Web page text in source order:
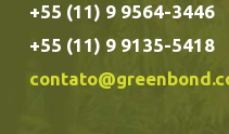
+55 (11) 9 9564-3446
+55 (11) 9 9135-5418